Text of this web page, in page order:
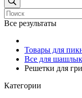
Все результаты
Товары для
Все для
Решетки для
Категории